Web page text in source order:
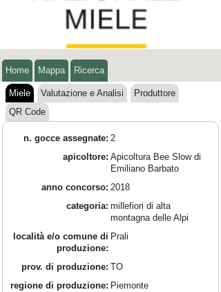
Home Mappa Ricerca
Miele Valutazione e Analisi
Produttore
QR Code
n. gocce assegnate: 2
apicoltore: Apicoltura Bee Slow di
Emiliano Barbato
anno concorso: 2018
categoria: millefiori di alta
montagna delle Alpi
località e/o comune di
produzione:
Prali
prov. di produzione: TO
regione di produzione: Piemonte